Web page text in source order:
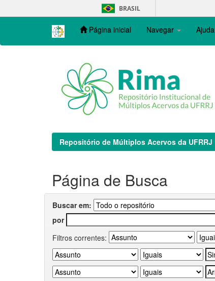
navigation
BRASIL
Página inicial Navegar Ajuda
Repositório de Múltiplos Acervos da UFRRJ
Página de Busca
Buscar em:
por
Filtros correntes: